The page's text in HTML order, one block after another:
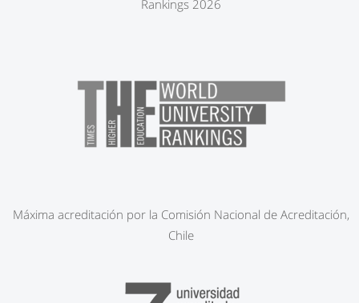
Rankings 2026
Máxima acreditación por la Comisión Nacional de Acreditación,
Chile